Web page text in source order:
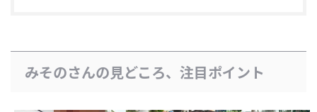
みそのさんの見どころ、注目ポイント